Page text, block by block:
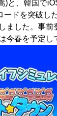
と、韓国で
ドを突破し
ました。事
今春を予定し